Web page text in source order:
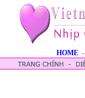
HOME -